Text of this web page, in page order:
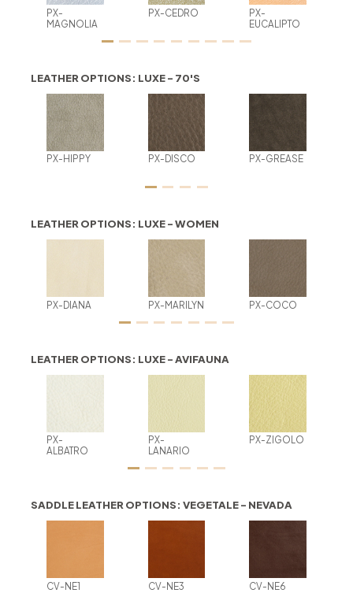
PX-
MAGNOLIA
PX-CEDRO
PX-
EUCALIPTO
LEATHER OPTIONS: LUXE - 70'S
PX-HIPPY PX-DISCO PX-GREASE
LEATHER OPTIONS: LUXE - WOMEN
PX-DIANA PX-MARILYN PX-COCO
LEATHER OPTIONS: LUXE - AVIFAUNA
PX-
ALBATRO
PX-
LANARIO
PX-ZIGOLO
SADDLE LEATHER OPTIONS: VEGETALE - NEVADA
CV-NE1 CV-NE3 CV-NE6